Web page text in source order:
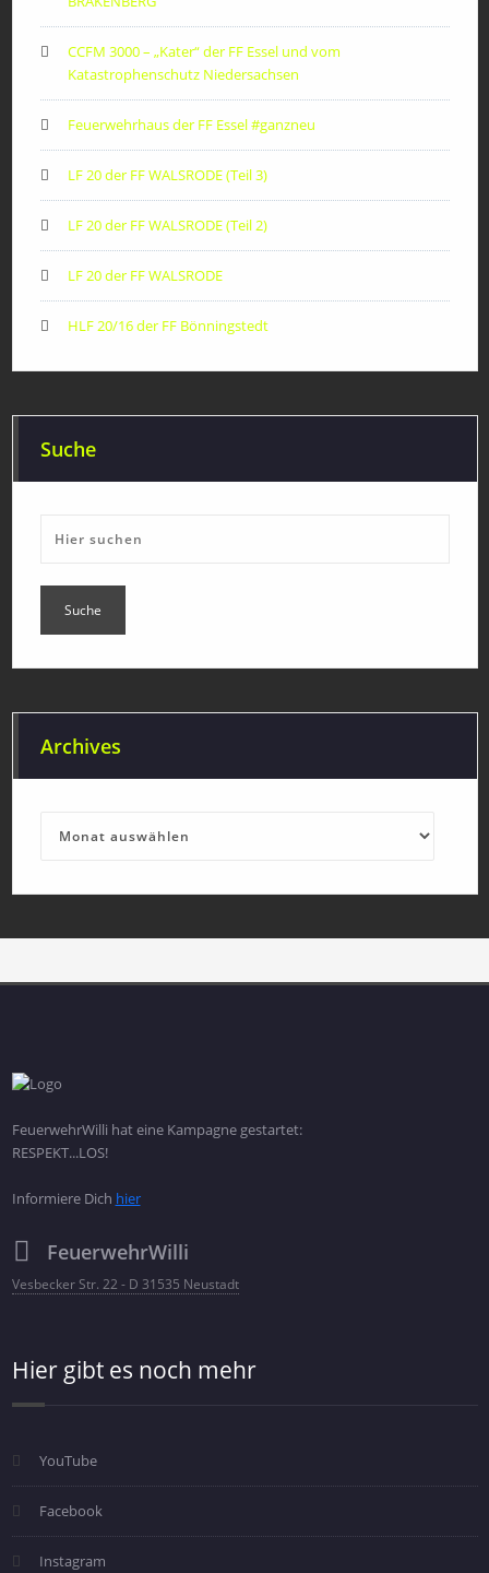
CCFM 3000 – „Kater“ der FF Essel und vom
Katastrophenschutz Niedersachsen
Feuerwehrhaus der FF Essel #ganzneu
LF 20 der FF WALSRODE (Teil 3)
LF 20 der FF WALSRODE (Teil 2)
LF 20 der FF WALSRODE
HLF 20/16 der FF Bönningstedt
Suche
Archives
FeuerwehrWilli hat eine Kampagne gestartet:
RESPEKT...LOS!
Informiere Dich hier
FeuerwehrWilli
Vesbecker Str. 22 - D 31535 Neustadt
Hier gibt es noch mehr
YouTube
Facebook
Instagram